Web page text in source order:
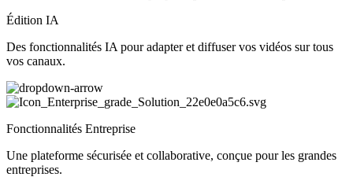
Édition IA
Des fonctionnalités IA pour adapter et diffuser vos vidéos sur tous
vos canaux.
Fonctionnalités Entreprise
Une plateforme sécurisée et collaborative, conçue pour les grandes
entreprises.